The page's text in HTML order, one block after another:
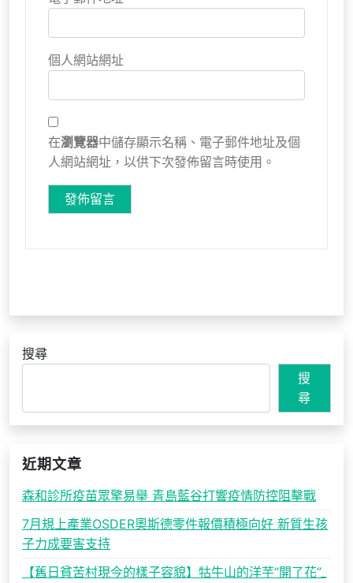
個人網站網址
在瀏覽器中儲存顯示名稱、電子郵件地址及個
人網站網址，以供下次發佈留言時使用。
搜尋
搜
尋
近期文章
森和診所疫苗眾擎易舉 青島藍谷打響疫情防控阻擊戰
7月規上產業OSDER奧斯德零件報價積極向好 新質生孩
子力成要害支持
【舊日貧苦村現今的樣子容貌】牯牛山的洋芋“開了花”_